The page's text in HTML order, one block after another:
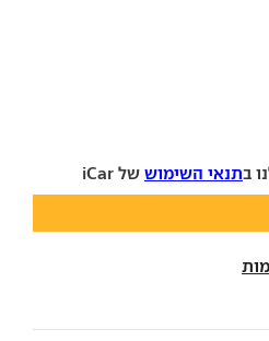
בתנאי השימוש של iCar